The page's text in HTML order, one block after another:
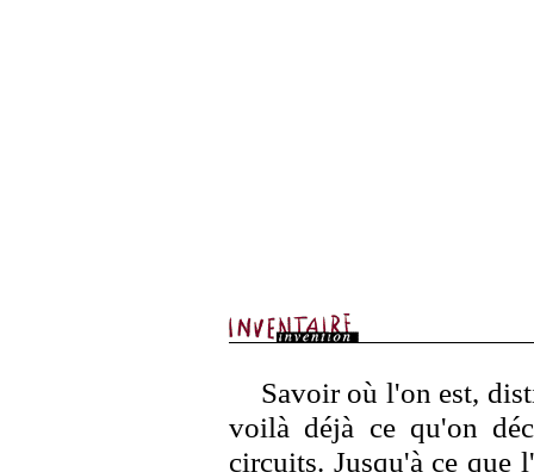
Savoir où l'on est,
voilà déjà ce qu'on
circuits. Jusqu'à ce que